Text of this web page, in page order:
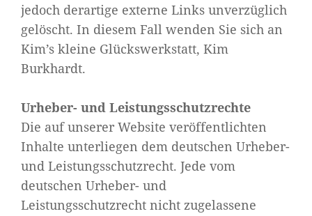
jedoch derartige externe Links unverzüglich
gelöscht. In diesem Fall wenden Sie sich an
Kim’s kleine Glückswerkstatt, Kim
Burkhardt.
Urheber- und Leistungsschutzrechte
Die auf unserer Website veröffentlichten
Inhalte unterliegen dem deutschen Urheber-
und Leistungsschutzrecht. Jede vom
deutschen Urheber- und
Leistungsschutzrecht nicht zugelassene